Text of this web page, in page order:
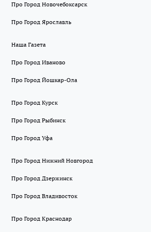
Про Город Новочебоксарск
Про Город Ярославль
Наша Газета
Про Город Иваново
Про Город Йошкар-Ола
Про Город Курск
Про Город Рыбинск
Про Город Уфа
Про Город Нижний Новгород
Про Город Дзержинск
Про Город Владивосток
Про Город Краснодар